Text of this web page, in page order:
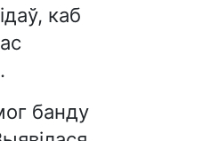
каб
банду